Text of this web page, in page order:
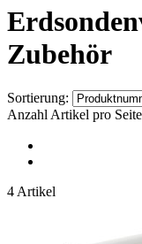
Zubehör
Sortierung:
Anzahl Artikel pro
4 Artikel